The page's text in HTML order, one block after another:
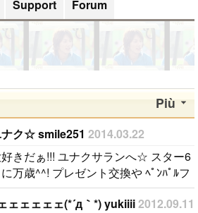
Support Forum
Più
ク☆ smile251 2014.03.22
きだぁ!!! ユナクサランへ☆ スター6
万歳^^! プレゼント交換や ﾍﾟﾝﾊﾟﾙフ
中 mailください(^з^)-☆Chu!!..
ェェェェェ(*´д｀*) yukiiii2012.09.11